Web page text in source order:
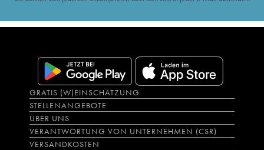
GRATIS (W)EINSCHÄTZUNG
STELLENANGEBOTE
ÜBER UNS
VERANTWORTUNG VON UNTERNEHMEN (CSR)
VERSANDKOSTEN